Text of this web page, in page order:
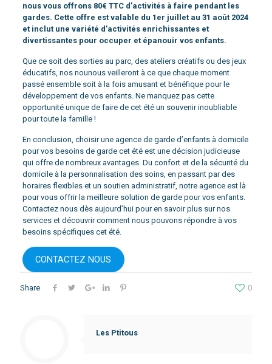
nous vous offrons 80€ TTC d’activités à faire pendant les
gardes. Cette offre est valable du 1er juillet au 31 août 2024
et inclut une variété d’activités enrichissantes et
divertissantes pour occuper et épanouir vos enfants.
Que ce soit des sorties au parc, des ateliers créatifs ou des jeux
éducatifs, nos nounous veilleront à ce que chaque moment
passé ensemble soit à la fois amusant et bénéfique pour le
développement de vos enfants. Ne manquez pas cette
opportunité unique de faire de cet été un souvenir inoubliable
pour toute la famille !
En conclusion, choisir une agence de garde d’enfants à domicile
pour vos besoins de garde cet été est une décision judicieuse
qui offre de nombreux avantages. Du confort et de la sécurité du
domicile à la personnalisation des soins, en passant par des
horaires flexibles et un soutien administratif, notre agence est là
pour vous offrir la meilleure solution de garde pour vos enfants.
Contactez nous dès aujourd’hui pour en savoir plus sur nos
services et découvrir comment nous pouvons répondre à vos
besoins spécifiques cet été.
CONTACTEZ NOUS
Share 0
Les Ptitous